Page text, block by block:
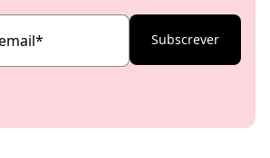
* Subscrever